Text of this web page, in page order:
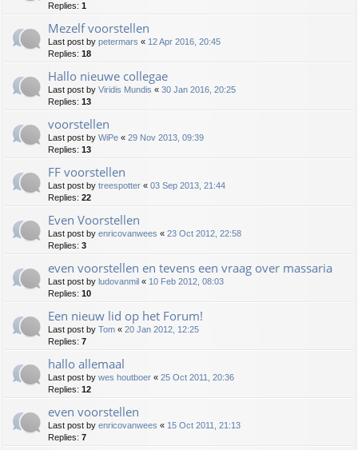
Replies: 1
Mezelf voorstellen
Last post by petermars « 12 Apr 2016, 20:45
Replies: 18
Hallo nieuwe collegae
Last post by Viridis Mundis « 30 Jan 2016, 20:25
Replies: 13
voorstellen
Last post by WiPe « 29 Nov 2013, 09:39
Replies: 13
FF voorstellen
Last post by treespotter « 03 Sep 2013, 21:44
Replies: 22
Even Voorstellen
Last post by enricovanwees « 23 Oct 2012, 22:58
Replies: 3
even voorstellen en tevens een vraag over massaria
Last post by ludovanmil « 10 Feb 2012, 08:03
Replies: 10
Een nieuw lid op het Forum!
Last post by Tom « 20 Jan 2012, 12:25
Replies: 7
hallo allemaal
Last post by wes houtboer « 25 Oct 2011, 20:36
Replies: 12
even voorstellen
Last post by enricovanwees « 15 Oct 2011, 21:13
Replies: 7